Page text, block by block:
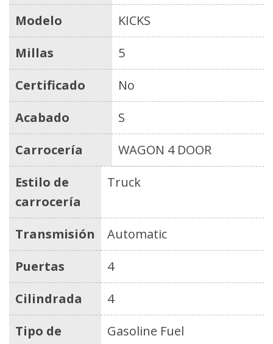
Modelo
KICKS
Millas
5
Certificado
No
Acabado
S
Carrocería
WAGON 4 DOOR
Estilo de
carrocería
Truck
Transmisión
Automatic
Puertas
4
Cilindrada
4
Tipo de
Gasoline Fuel